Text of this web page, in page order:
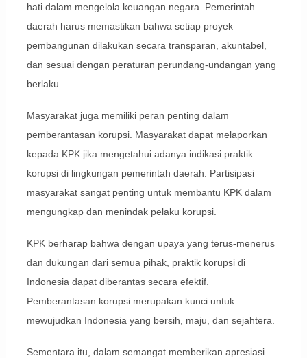
hati dalam mengelola keuangan negara. Pemerintah
daerah harus memastikan bahwa setiap proyek
pembangunan dilakukan secara transparan, akuntabel,
dan sesuai dengan peraturan perundang-undangan yang
berlaku.
Masyarakat juga memiliki peran penting dalam
pemberantasan korupsi. Masyarakat dapat melaporkan
kepada KPK jika mengetahui adanya indikasi praktik
korupsi di lingkungan pemerintah daerah. Partisipasi
masyarakat sangat penting untuk membantu KPK dalam
mengungkap dan menindak pelaku korupsi.
KPK berharap bahwa dengan upaya yang terus-menerus
dan dukungan dari semua pihak, praktik korupsi di
Indonesia dapat diberantas secara efektif.
Pemberantasan korupsi merupakan kunci untuk
mewujudkan Indonesia yang bersih, maju, dan sejahtera.
Sementara itu, dalam semangat memberikan apresiasi